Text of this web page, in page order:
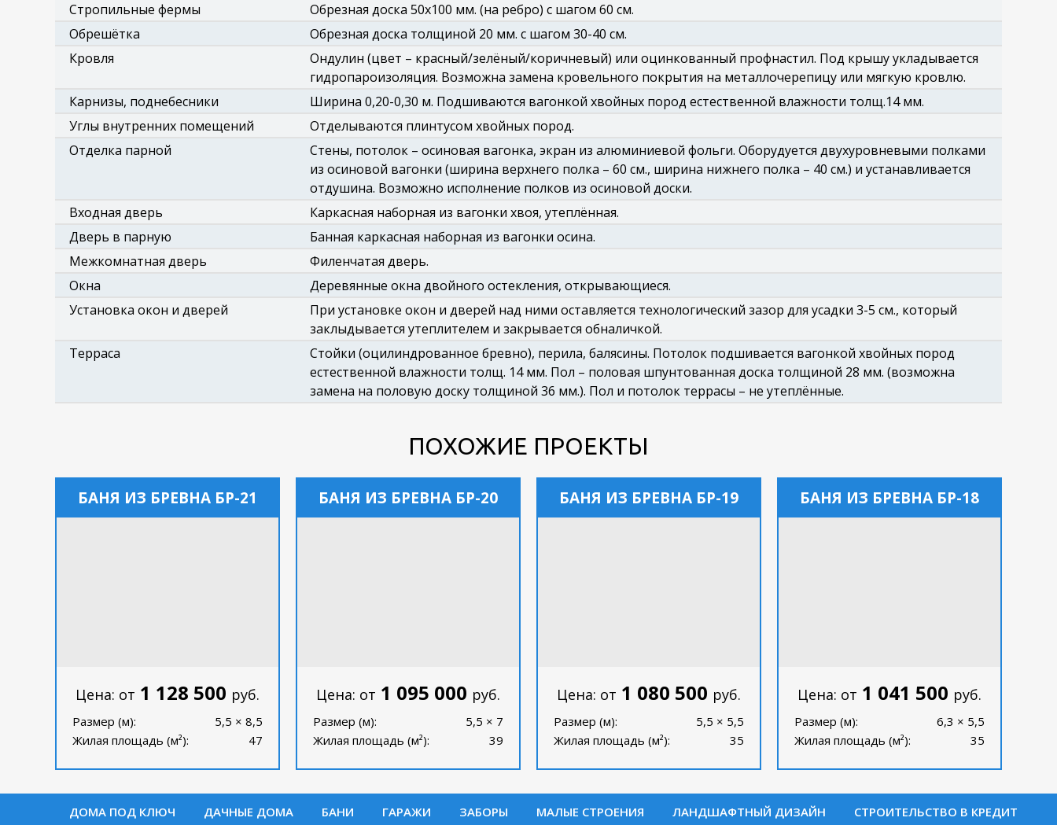
Стропильные фермы
Обрезная доска 50х100 мм. (на ребро) с шагом 60 см.
Обрешётка
Обрезная доска толщиной 20 мм. с шагом 30-40 см.
Кровля
Ондулин (цвет – красный/зелёный/коричневый) или оцинкованный профнастил. Под крышу укладывается
гидропароизоляция. Возможна замена кровельного покрытия на металлочерепицу или мягкую кровлю.
Карнизы, поднебесники
Ширина 0,20-0,30 м. Подшиваются вагонкой хвойных пород естественной влажности толщ.14 мм.
Углы внутренних помещений
Отделываются плинтусом хвойных пород.
Отделка парной
Стены, потолок – осиновая вагонка, экран из алюминиевой фольги. Оборудуется двухуровневыми полками
из осиновой вагонки (ширина верхнего полка – 60 см., ширина нижнего полка – 40 см.) и устанавливается
отдушина. Возможно исполнение полков из осиновой доски.
Входная дверь
Каркасная наборная из вагонки хвоя, утеплённая.
Дверь в парную
Банная каркасная наборная из вагонки осина.
Межкомнатная дверь
Филенчатая дверь.
Окна
Деревянные окна двойного остекления, открывающиеся.
Установка окон и дверей
При установке окон и дверей над ними оставляется технологический зазор для усадки 3-5 см., который
заклыдывается утеплителем и закрывается обналичкой.
Терраса
Стойки (оцилиндрованное бревно), перила, балясины. Потолок подшивается вагонкой хвойных пород
естественной влажности толщ. 14 мм. Пол – половая шпунтованная доска толщиной 28 мм. (возможна
замена на половую доску толщиной 36 мм.). Пол и потолок террасы – не утеплённые.
ПОХОЖИЕ ПРОЕКТЫ
БАНЯ ИЗ БРЕВНА БР-21
Цена: от 1 128 500 руб.
Размер (м):
5,5 × 8,5
Жилая площадь (м²):
47
БАНЯ ИЗ БРЕВНА БР-20
Цена: от 1 095 000 руб.
Размер (м):
5,5 × 7
Жилая площадь (м²):
39
БАНЯ ИЗ БРЕВНА БР-19
Цена: от 1 080 500 руб.
Размер (м):
5,5 × 5,5
Жилая площадь (м²):
35
БАНЯ ИЗ БРЕВНА БР-18
Цена: от 1 041 500 руб.
Размер (м):
6,3 × 5,5
Жилая площадь (м²):
35
ДОМА ПОД КЛЮЧ ДАЧНЫЕ ДОМА БАНИ ГАРАЖИ ЗАБОРЫ МАЛЫЕ СТРОЕНИЯ ЛАНДШАФТНЫЙ ДИЗАЙН СТРОИТЕЛЬСТВО В КРЕДИТ